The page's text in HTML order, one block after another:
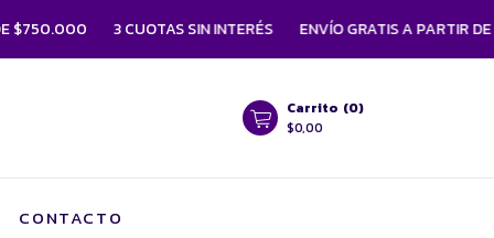
3 CUOTAS SIN INTERÉS ENVÍO GRATIS A PARTIR DE
Carrito (0)
$0,00
CONTACTO